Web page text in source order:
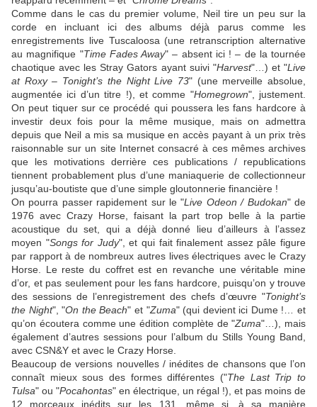
Comme dans le cas du premier volume, Neil tire un peu sur la
corde en incluant ici des albums déjà parus comme les
enregistrements live Tuscaloosa (une retranscription alternative
au magnifique "Time Fades Away" – absent ici ! – de la tournée
chaotique avec lesStray Gators ayant suivi "Harvest"…) et "Live
at Roxy – Tonight’s the Night Live 73" (une merveille absolue,
augmentée ici d’un titre !), et comme "Homegrown", justement.
On peut tiquer sur ce procédé qui poussera les fans hardcore à
investir deux fois pour la même musique, mais on admettra
depuis que Neil a mis sa musique en accès payant à un prix très
raisonnable sur un site Internet consacré à ces mêmes archives
que les motivations derrière ces publications / republications
tiennent probablement plus d’une maniaquerie de collectionneur
jusqu’au-boutiste que d’une simple gloutonnerie financière !
On pourra passer rapidement sur le "Live Odeon / Budokan" de
1976 avec Crazy Horse, faisant la part trop belle à la partie
acoustique du set, qui a déjà donné lieu d’ailleurs à l’assez
moyen "Songs for Judy", et qui fait finalement assez pâle figure
par rapport à de nombreux autres lives électriques avec le Crazy
Horse . Le reste du coffret est en revanche une véritable mine
d’or, et pas seulement pour les fans hardcore, puisqu’on y trouve
des sessions de l’enregistrement des chefs d’œuvre "Tonight’s
the Night", "On the Beach" et "Zuma" (qui devient ici Dume !… et
qu’on écoutera comme une édition complète de "Zuma"…), mais
également d’autres sessions pour l’album duStills Young Band
avec CSN&Y et avec le Crazy Horse
Beaucoup de versions nouvelles / inédites de chansons que l’on
connaît mieux sous des formes différentes ("The Last Trip to
Tulsa" ou "Pocahontas" en électrique, un régal !), et pas moins de
12 morceaux inédits sur les 131, même si, à sa manière